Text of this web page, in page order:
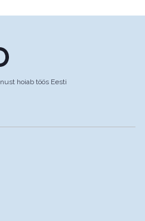
hoiab töös Eesti